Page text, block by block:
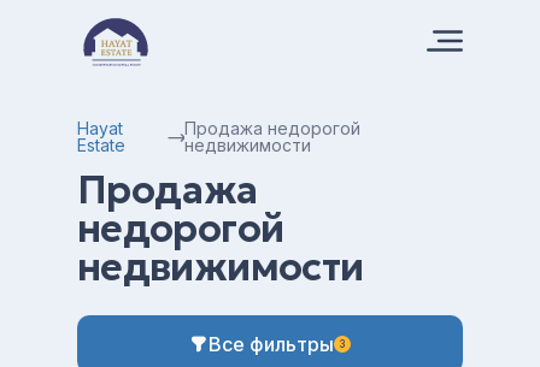
Hayat
Estate
Продажа недорогой
недвижимости
Продажа
недорогой
недвижимости
Все фильтры 3